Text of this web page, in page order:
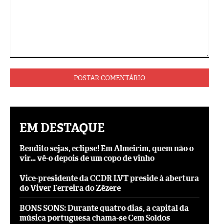
EM DESTAQUE
Bendito sejas, eclipse! Em Almeirim, quem não o
vir… vê-o depois de um copo de vinho
Vice-presidente da CCDR LVT preside à abertura
do Viver Ferreira do Zêzere
BONS SONS: Durante quatro dias, a capital da
música portuguesa chama-se Cem Soldos